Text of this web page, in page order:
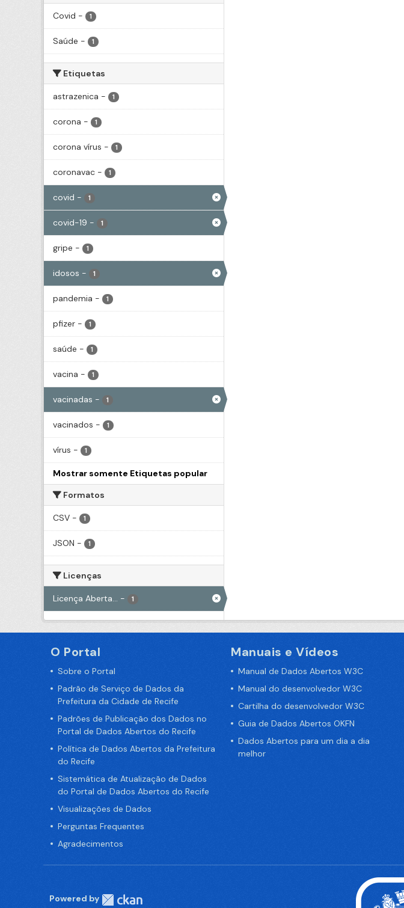
Covid - 1
Saúde - 1
Etiquetas
astrazenica - 1
corona - 1
corona vírus - 1
coronavac - 1
covid - 1
covid-19 - 1
gripe - 1
idosos - 1
pandemia - 1
pfizer - 1
saúde - 1
vacina - 1
vacinadas - 1
vacinados - 1
vírus - 1
Mostrar somente Etiquetas popular
Formatos
CSV - 1
JSON - 1
Licenças
Licença Aberta... - 1
O Portal
Sobre o Portal
Padrão de Serviço de Dados da
Prefeitura da Cidade de Recife
Padrões de Publicação dos Dados no
Portal de Dados Abertos do Recife
Política de Dados Abertos da Prefeitura
do Recife
Sistemática de Atualização de Dados
do Portal de Dados Abertos do Recife
Visualizações de Dados
Perguntas Frequentes
Agradecimentos
Manuais e Vídeos
Manual de Dados Abertos W3C
Manual do desenvolvedor W3C
Cartilha do desenvolvedor W3C
Guia de Dados Abertos OKFN
Dados Abertos para um dia a dia
melhor
Powered by